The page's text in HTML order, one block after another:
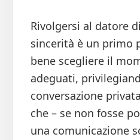
Rivolgersi al datore
sincerità è un primo
bene scegliere il
adeguati,
conversazione
che – se non fosse
una comunicazione